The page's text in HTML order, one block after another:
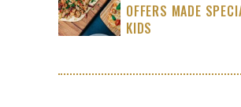
OFFERS MADE
KIDS